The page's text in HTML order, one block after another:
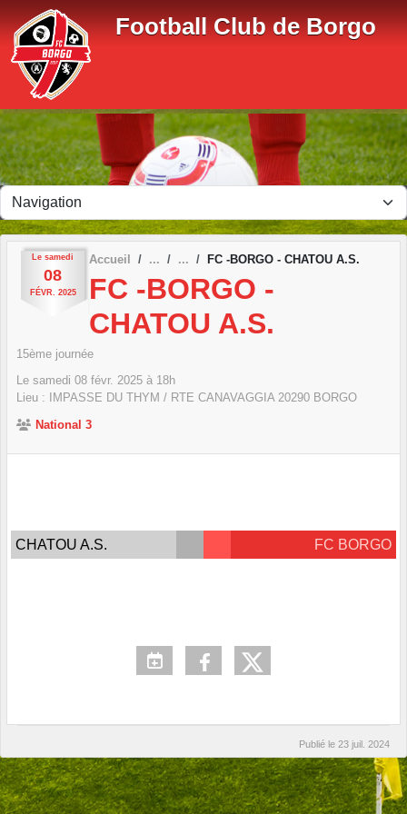
Football Club de Borgo
Le samedi
08
FÉVR. 2025
Accueil FC -BORGO - CHATOU A.S.
FC -BORGO -
CHATOU A.S.
15ème journée
Le samedi 08 févr. 2025 à 18h
Lieu :
IMPASSE DU THYM / RTE CANAVAGGIA 20290 BORGO
National 3
CHATOU A.S. FC BORGO
Publié le 23 juil. 2024
Panneau de gestion des cookies